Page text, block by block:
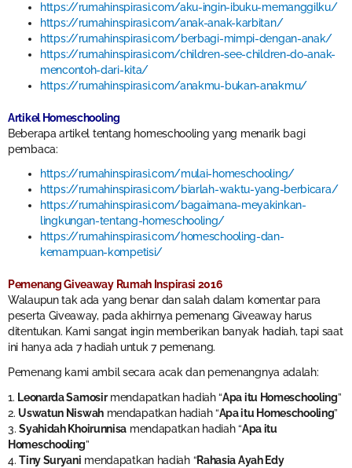
https://rumahinspirasi.com/aku-ingin-ibuku-memanggilku/
https://rumahinspirasi.com/anak-anak-karbitan/
https://rumahinspirasi.com/berbagi-mimpi-dengan-anak/
https://rumahinspirasi.com/children-see-children-do-anak-
mencontoh-dari-kita/
https://rumahinspirasi.com/anakmu-bukan-anakmu/
Artikel Homeschooling
Beberapa artikel tentang homeschooling yang menarik bagi
pembaca:
https://rumahinspirasi.com/mulai-homeschooling/
https://rumahinspirasi.com/biarlah-waktu-yang-berbicara/
https://rumahinspirasi.com/bagaimana-meyakinkan-
lingkungan-tentang-homeschooling/
https://rumahinspirasi.com/homeschooling-dan-
kemampuan-kompetisi/
Pemenang Giveaway Rumah Inspirasi 2016
Walaupun tak ada yang benar dan salah dalam komentar para
peserta Giveaway, pada akhirnya pemenang Giveaway harus
ditentukan. Kami sangat ingin memberikan banyak hadiah, tapi saat
ini hanya ada 7 hadiah untuk 7 pemenang.
Pemenang kami ambil secara acak dan pemenangnya adalah:
1. Leonarda Samosirmendapatkan hadiah “Apa itu Homeschooling”
2. Uswatun Niswahmendapatkan hadiah “Apa itu Homeschooling”
3.Syahidah Khoirunnisa mendapatkan hadiah “Apa itu
Homeschooling”
4.Tiny Suryani mendapatkan hadiah “Rahasia Ayah Edy